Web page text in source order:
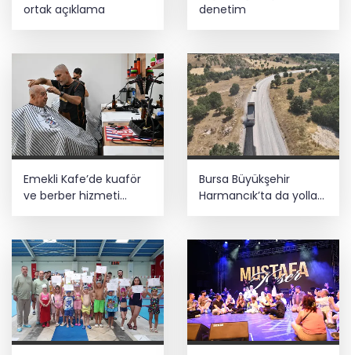
ortak açıklama
denetim
Emekli Kafe’de kuaför
ve berber hizmeti
Bursa Büyükşehir
Harmancık’ta da yolları